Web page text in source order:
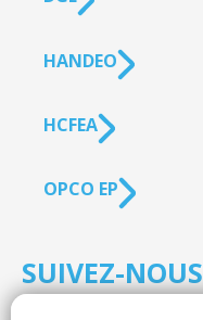
HANDEO
HCFEA
OPCO EP
SUIVEZ-NOUS